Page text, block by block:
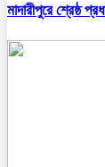
মাদারীপুরে শ্রেষ্ঠ